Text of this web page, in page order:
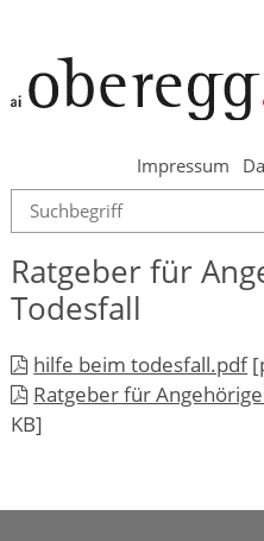
Impressum
Suche
Ratgeber für
Todesfall
hilfe beim todesfall.pdf
Ratgeber für
KB]